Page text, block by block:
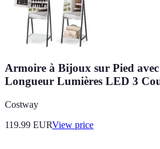
Armoire à Bijoux sur Pied
Longueur Lumières LED 3
Costway
119.99 EURView price